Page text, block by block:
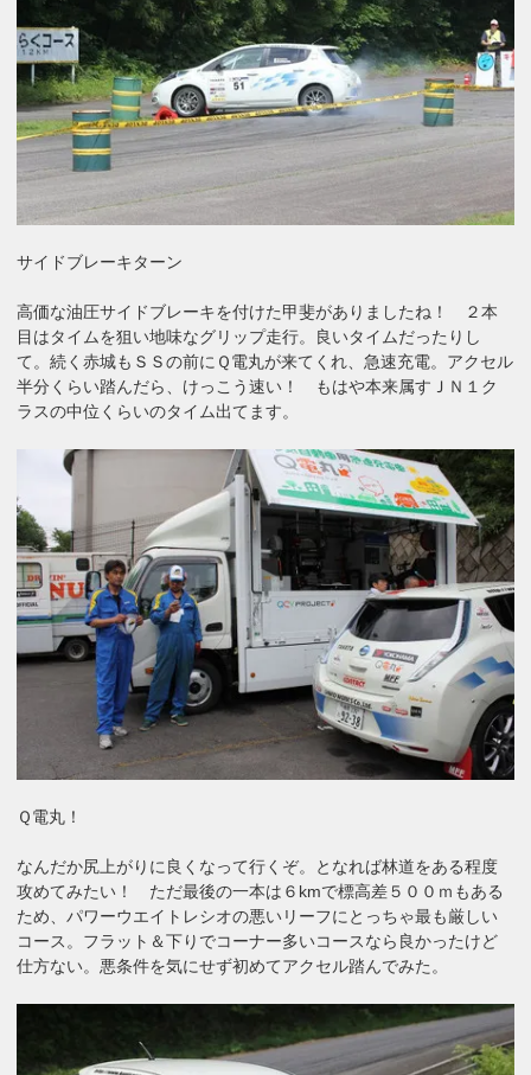
サイドブレーキターン
高価な油圧サイドブレーキを付けた甲斐がありましたね！ ２本
目はタイムを狙い地味なグリップ走行。良いタイムだったりし
て。続く赤城もＳＳの前にＱ電丸が来てくれ、急速充電。アクセル
半分くらい踏んだら、けっこう速い！ もはや本来属すＪＮ１ク
ラスの中位くらいのタイム出てます。
Ｑ電丸！
なんだか尻上がりに良くなって行くぞ。となれば林道をある程度
攻めてみたい！ ただ最後の一本は６kmで標高差５００ｍもある
ため、パワーウエイトレシオの悪いリーフにとっちゃ最も厳しい
コース。フラット＆下りでコーナー多いコースなら良かったけど
仕方ない。悪条件を気にせず初めてアクセル踏んでみた。